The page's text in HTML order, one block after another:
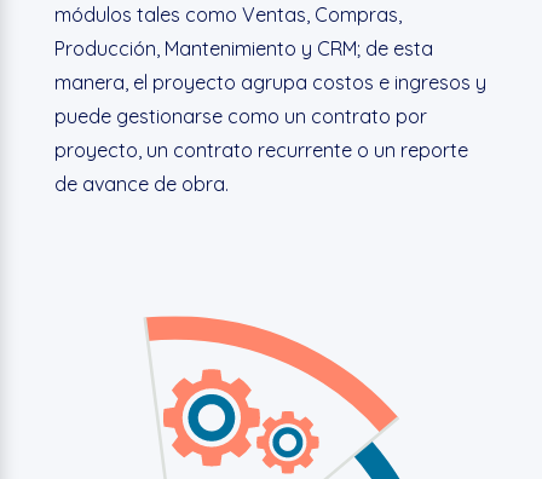
módulos tales como Ventas, Compras,
Producción, Mantenimiento y CRM; de esta
manera, el proyecto agrupa costos e ingresos y
puede gestionarse como un contrato por
proyecto, un contrato recurrente o un reporte
de avance de obra.